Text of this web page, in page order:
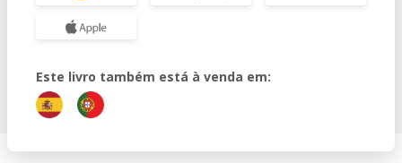
Este livro também está à venda em: